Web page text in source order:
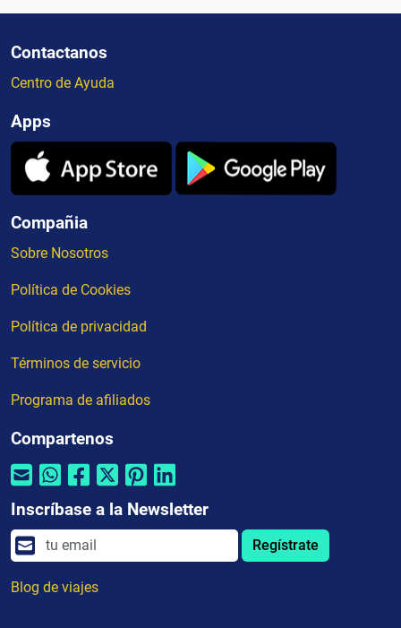
Contactanos
Centro de Ayuda
Apps
Compañia
Sobre Nosotros
Política de Cookies
Política de privacidad
Términos de servicio
Programa de afiliados
Compartenos
Inscríbase a la Newsletter
Regístrate
Blog de viajes